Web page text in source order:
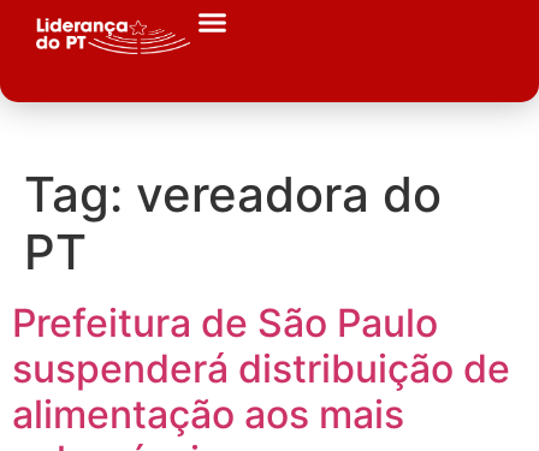
Tag: vereadora do
PT
Prefeitura de São Paulo
suspenderá distribuição de
alimentação aos mais